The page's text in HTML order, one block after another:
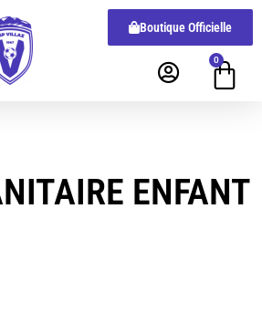
Boutique Officielle
0
ENFANT